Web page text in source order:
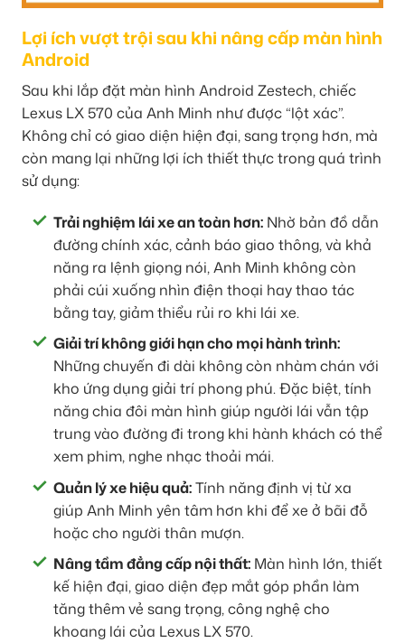
Lợi ích vượt trội sau khi nâng cấp màn hình
Android
Sau khi lắp đặt màn hình Android Zestech, chiếc
Lexus LX 570 của Anh Minh như được “lột xác”.
Không chỉ có giao diện hiện đại, sang trọng hơn, mà
còn mang lại những lợi ích thiết thực trong quá trình
sử dụng:
Trải nghiệm lái xe an toàn hơn: Nhờ bản đồ dẫn
đường chính xác, cảnh báo giao thông, và khả
năng ra lệnh giọng nói, Anh Minh không còn
phải cúi xuống nhìn điện thoại hay thao tác
bằng tay, giảm thiểu rủi ro khi lái xe.
Giải trí không giới hạn cho mọi hành trình:
Những chuyến đi dài không còn nhàm chán với
kho ứng dụng giải trí phong phú. Đặc biệt, tính
năng chia đôi màn hình giúp người lái vẫn tập
trung vào đường đi trong khi hành khách có thể
xem phim, nghe nhạc thoải mái.
Quản lý xe hiệu quả:Tính năng định vị từ xa
giúp Anh Minh yên tâm hơn khi để xe ở bãi đỗ
hoặc cho người thân mượn.
Nâng tầm đẳng cấp nội thất: Màn hình lớn, thiết
kế hiện đại, giao diện đẹp mắt góp phần làm
tăng thêm vẻ sang trọng, công nghệ cho
khoang lái của Lexus LX 570.